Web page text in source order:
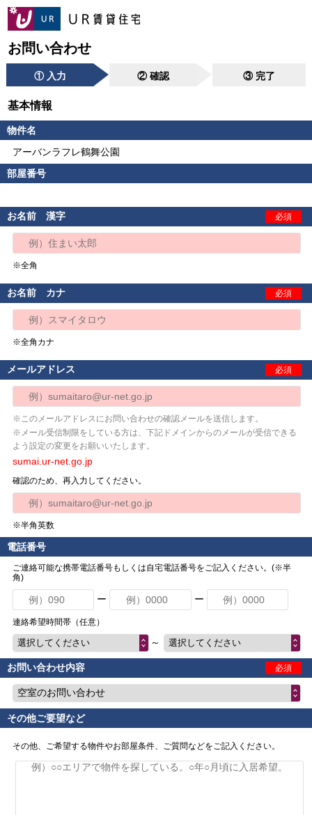
お問い合わせ
① 入力 ② 確認 ③ 完了
基本情報
物件名
アーバンラフレ鶴舞公園
部屋番号
お名前 漢字 必須
※全角
お名前 カナ 必須
※全角カナ
メールアドレス 必須
※このメールアドレスにお問い合わせの確認メールを送信します。
※メール受信制限をしている方は、下記ドメインからのメールが受信できる
よう設定の変更をお願いいたします。
sumai.ur-net.go.jp
確認のため、再入力してください。
※半角英数
電話番号
ご連絡可能な携帯電話番号もしくは自宅電話番号をご記入ください。(※半
角)
ー ー
連絡希望時間帯（任意）
選択してください ～ 選択してください
お問い合わせ内容 必須
空室のお問い合わせ
その他ご要望など
その他、ご希望する物件やお部屋条件、ご質問などをご記入ください。